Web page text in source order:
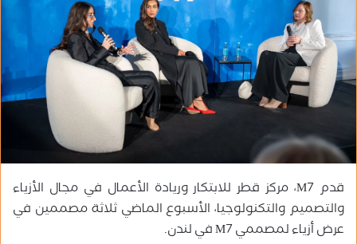
د
ا
إ
ل
و
ن
ي
ا
قدم M7، مركز قطر للابتكار وريادة الأعمال في مجال الأزياء
والتصميم والتكنولوجيا، الأسبوع الماضي ثلاثة مصممين في
عرض أزياء لمصممي M7 في لندن.